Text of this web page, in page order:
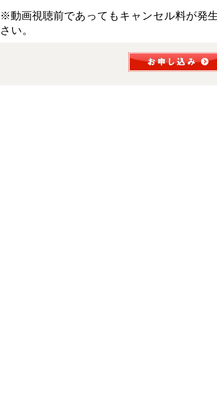
※動画視聴前であってもキャンセル料が発
さい。